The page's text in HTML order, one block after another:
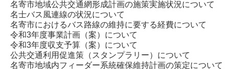
名寄市地域公共交通網形成計画の施策実施状況について
名士バス風連線の状況について
名寄市におけるバス路線の維持に要する経費について
令和3年度事業計画（案）について
令和3年度収支予算（案）について
公共交通利用促進策（スタンプラリー）について
名寄市地域内フィーダー系統確保維持計画の策定について